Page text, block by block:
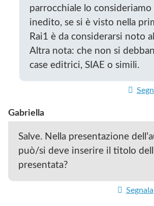
parrocchiale lo
inedito, se si è visto nella
Rai1 è da considerarsi noto
Altra nota: che non si
case editrici, SIAE o simili.
Gabriella
Salve. Nella presentazione
può/si deve inserire il titolo
presentata?
Segnala